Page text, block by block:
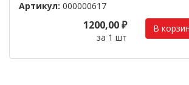
Артикул: 000000617
1200,00 ₽
за 1 шт